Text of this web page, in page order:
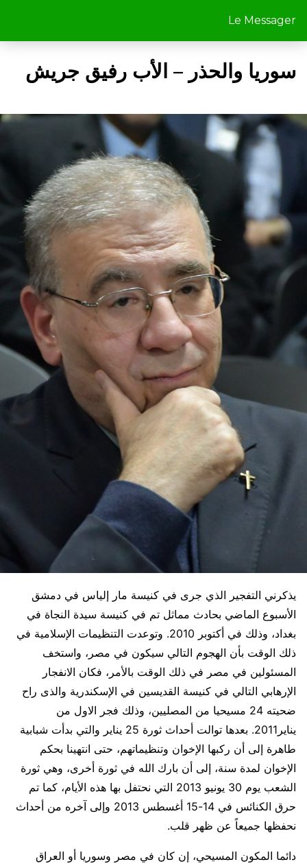
Le Messager
سوريا والحذر – الأب رفيق جريش
يذكرني التفجير الذي جرى في كنيسة مار إلياس في دمشق
الأسبوع الماضي بحادث مماثل تم في كنيسة سيدة النجاة في
بغداد، وذلك في أكتوبر 2010. وتوعدت التنظيمات الإسلامية في
ذلك الوقت بأن الهجوم التالي سيكون في مصر، واستخف
المسئولين في مصر في ذلك الوقت بالأمر، فكان الانفجار
الإرهابي التالي في كنيسة القديسين في الإسكندرية والذى راح
ضحيته 24 مسيحيا من المصليين، وذلك فجر الاول من
يناير2011. بعدها توالت أحداث ثورة 25 يناير والتي بدأت شبابية
طاهرة إلى أن ركبها الإخوان وتنظيماتهم، حتى انتهينا بحكم
الإخوان لمدة سنة، إلى أن بارك الله في ثورة أخرى، وهي ثورة
الشعب يوم 30 يونيو 2013 التي نحتفل بها هذه الأيام، كما تم
حرق الكنائس في 14-15 أغسطس 2013 وإلى آخره من أحداث
نحفظها جميعاً عن ظهر قلب.
دائما المكون المسيحي، إن كان في مصر وسوريا أو العراق